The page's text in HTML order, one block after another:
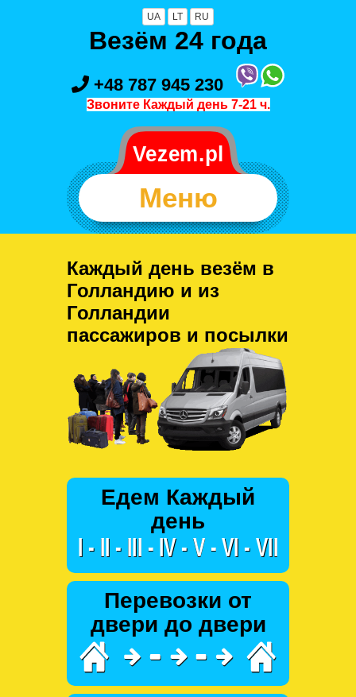
UA LT RU
Везём 24 года
+48 787 945 230
Звоните Каждый день 7-21 ч.
Меню
Каждый день везём в
Голландию и из
Голландии
пассажиров и посылки
Едем Каждый
день
Перевозки от
двери до двери